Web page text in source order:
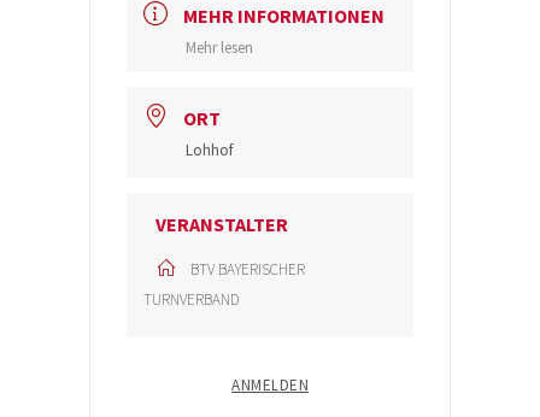
MEHR INFORMATIONEN
Mehr lesen
ORT
Lohhof
VERANSTALTER
BTV BAYERISCHER
TURNVERBAND
ANMELDEN